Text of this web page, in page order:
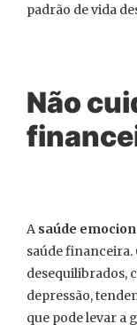
padrão de vida
Não
A saúde
saúde
desequilibrados,
depressão,
que pode levar a